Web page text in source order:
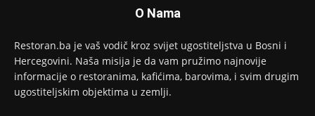
O Nama
Restoran.ba je vaš vodič kroz svijet ugostiteljstva u Bosni i
Hercegovini. Naša misija je da vam pružimo najnovije
informacije o restoranima, kafićima, barovima, i svim drugim
ugostiteljskim objektima u zemlji.